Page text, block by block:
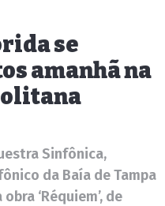
se
amanhã na
Sinfônica,
da Baía de Tampa
‘Réquiem’, de